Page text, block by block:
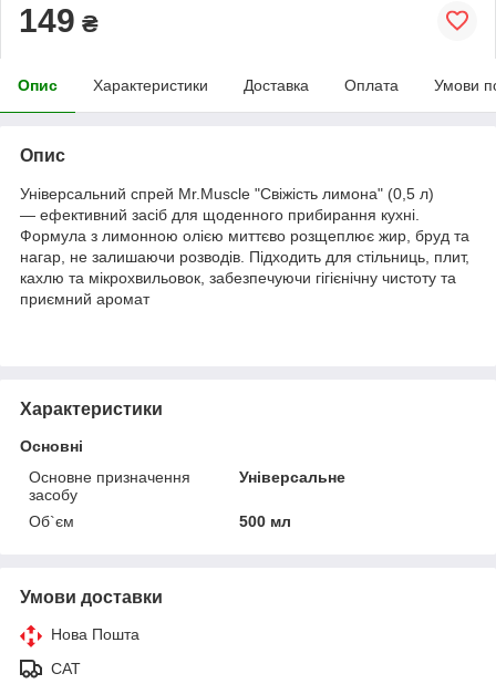
149 ₴
Опис Характеристики Доставка Оплата Умови
Опис
Універсальний спрей Mr.Muscle "Свіжість лимона" (0,5 л)
— ефективний засіб для щоденного прибирання кухні.
Формула з лимонною олією миттєво розщеплює жир, бруд та
нагар, не залишаючи розводів. Підходить для стільниць, плит,
кахлю та мікрохвильовок, забезпечуючи гігієнічну чистоту та
приємний аромат
Характеристики
Основні
Основне призначення
засобу
Універсальне
Об`єм 500 мл
Умови доставки
Нова Пошта
САТ